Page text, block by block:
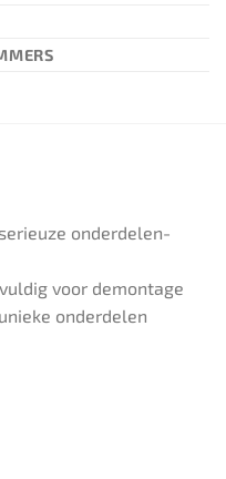
onderdelen-
voor demontage
onderdelen